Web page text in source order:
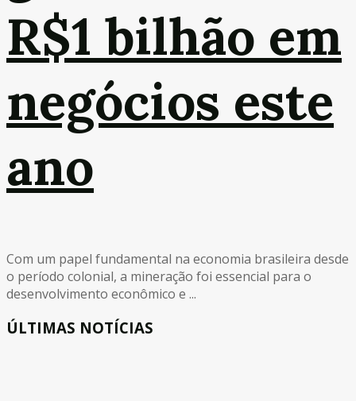
R$1 bilhão em
negócios este
ano
Com um papel fundamental na economia brasileira desde
o período colonial, a mineração foi essencial para o
desenvolvimento econômico e ...
ÚLTIMAS NOTÍCIAS